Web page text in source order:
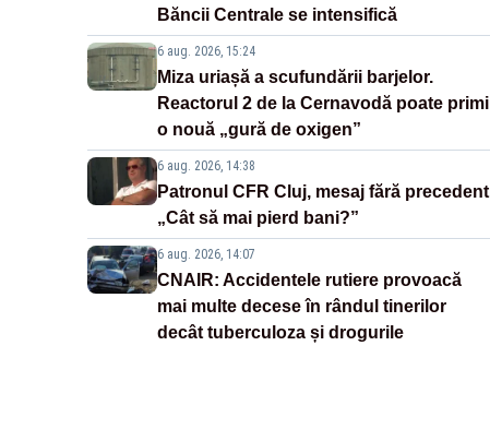
Băncii Centrale se intensifică
6 aug. 2026, 15:24
Miza uriașă a scufundării barjelor.
Reactorul 2 de la Cernavodă poate primi
o nouă „gură de oxigen”
6 aug. 2026, 14:38
Patronul CFR Cluj, mesaj fără
„Cât să mai pierd bani?”
6 aug. 2026, 14:07
CNAIR: Accidentele rutiere provoacă
mai multe decese în rândul tinerilor
decât tuberculoza și drogurile